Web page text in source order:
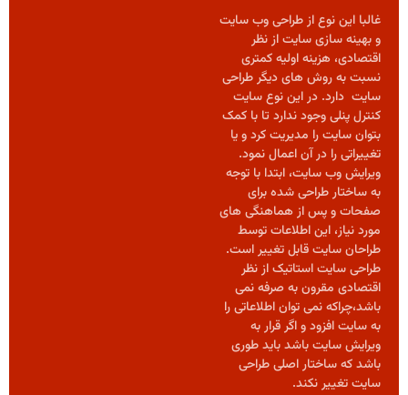
غالبا این نوع از طراحی وب سایت
و بهینه سازی سایت از نظر
اقتصادی، هزینه اولیه کمتری
نسبت به روش های دیگر طراحی
سایت دارد. در این نوع سایت
کنترل پنلی وجود ندارد تا با کمک
بتوان سایت را مدیریت کرد و یا
تغییراتی را در آن اعمال نمود.
ویرایش وب سایت، ابتدا با توجه
به ساختار طراحی شده برای
صفحات و پس از هماهنگی های
مورد نیاز، این اطلاعات توسط
طراحان سایت قابل تغییر است.
طراحی سایت استاتیک از نظر
اقتصادی مقرون به صرفه نمی
باشد،چراکه نمی توان اطلاعاتی را
به سایت افزود و اگر قرار به
ویرایش سایت باشد باید طوری
باشد که ساختار اصلی طراحی
سایت تغییر نکند.